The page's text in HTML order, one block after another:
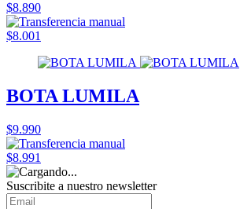
$8.890
$8.001
BOTA LUMILA
$9.990
$8.991
Suscribite a nuestro newsletter